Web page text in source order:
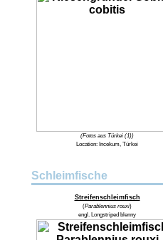
(Fotos aus Türkei (1))
Location: Incekum, Türkei
Schleimfische
Streifenschleimfisch
(Parablennius rouxi)
engl. Longstriped blenny